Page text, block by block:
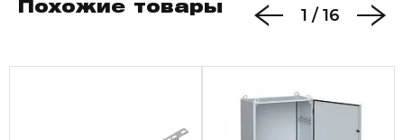
Похожие товары 1 / 16